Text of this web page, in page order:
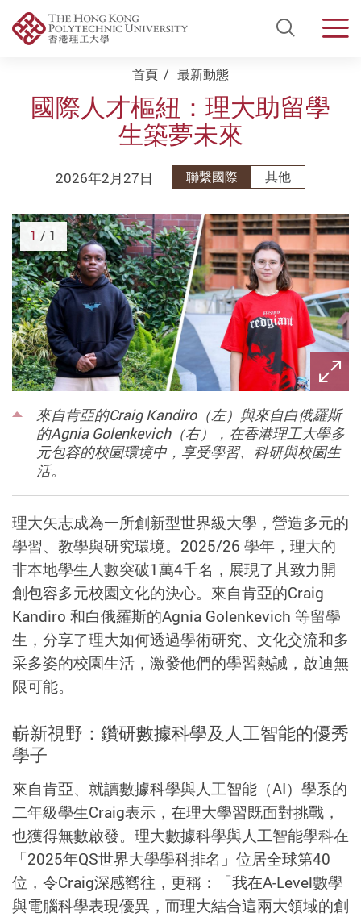
Open
首頁 最新動態
國際人才樞紐：理大助留學
生築夢未來
2026年2月27日 聯繫國際 其他
來自肯亞的Craig Kandiro（左）與來自白俄羅斯
的Agnia Golenkevich（右），在香港理工大學多
元包容的校園環境中，享受學習、科研與校園生
活。
1 / 1
理大矢志成為一所創新型世界級大學，營造多元的
學習、教學與研究環境。2025/26 學年，理大的
非本地學生人數突破1萬4千名，展現了其致力開
創包容多元校園文化的決心。來自肯亞的Craig
Kandiro 和白俄羅斯的Agnia Golenkevich 等留學
生，分享了理大如何透過學術研究、文化交流和多
采多姿的校園生活，激發他們的學習熱誠，啟迪無
限可能。
嶄新視野：鑽研數據科學及人工智能的優秀
學子
來自肯亞、就讀數據科學與人工智能（AI）學系的
二年級學生Craig表示，在理大學習既面對挑戰，
也獲得無數啟發。理大數據科學與人工智能學科在
「2025年QS世界大學學科排名」位居全球第40
位，令Craig深感嚮往，更稱：「我在A-Level數學
與電腦科學表現優異，而理大結合這兩大領域的創